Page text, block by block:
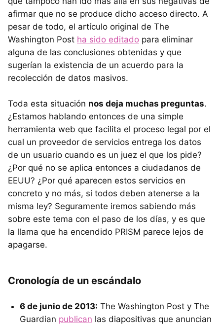
afirmar que no se produce dicho acceso directo. A
pesar de todo, el artículo original de The
Washington Post ha sido editado para eliminar
alguna de las conclusiones obtenidas y que
sugerían la existencia de un acuerdo para la
recolección de datos masivos.
Toda esta situación nos deja muchas preguntas.
¿Estamos hablando entonces de una simple
herramienta web que facilita el proceso legal por el
cual un proveedor de servicios entrega los datos
de un usuario cuando es un juez el que los pide?
¿Por qué no se aplica entonces a ciudadanos de
EEUU? ¿Por qué aparecen estos servicios en
concreto y no más, si todos deben atenerse a la
misma ley? Seguramente iremos sabiendo más
sobre este tema con el paso de los días, y es que
la llama que ha encendido PRISM parece lejos de
apagarse.
Cronología de un escándalo
6 de junio de 2013: The Washington Post y The
Guardian publican las diapositivas que anuncian